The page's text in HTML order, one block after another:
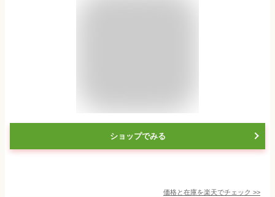
ショップでみる
価格と在庫を楽天でチェック >>